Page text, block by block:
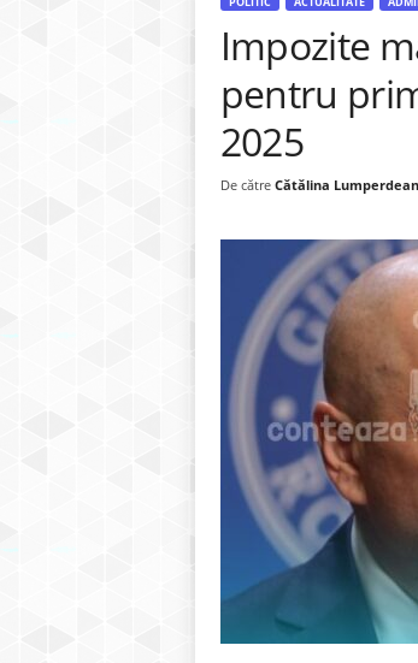
Impozite
pentru
2025
De către Cătălina Lumperdean